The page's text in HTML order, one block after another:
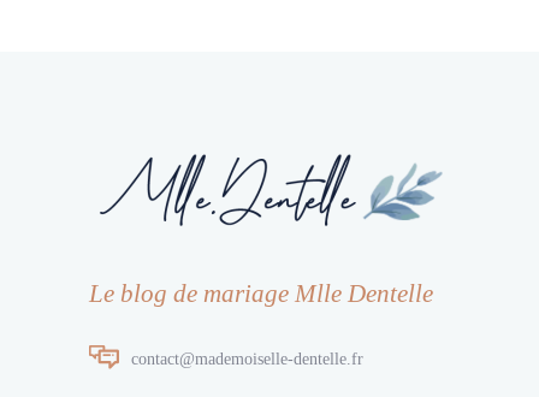
Le blog de mariage Mlle Dentelle
contact@mademoiselle-dentelle.fr